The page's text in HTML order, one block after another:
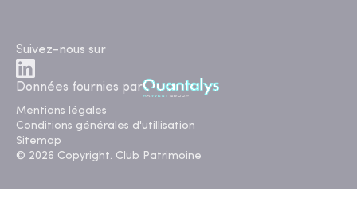
Suivez-nous sur
Données fournies par
Mentions légales
Conditions générales d'utillisation
Sitemap
© 2026 Copyright. Club Patrimoine